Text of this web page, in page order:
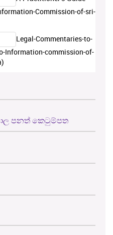
Commission-of-sri-
Legal-Commentaries-to-
Information-commission-of-
පනත් කෙටුම්පත